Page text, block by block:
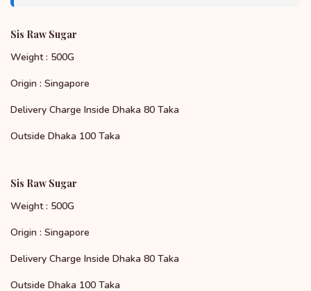
Sis Raw Sugar
Weight : 500G
Origin : Singapore
Delivery Charge Inside Dhaka 80 Taka
Outside Dhaka 100 Taka
Sis Raw Sugar
Weight : 500G
Origin : Singapore
Delivery Charge Inside Dhaka 80 Taka
Outside Dhaka 100 Taka